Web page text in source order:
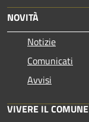
NOVITÀ
Notizie
Comunicati
Avvisi
VIVERE IL COMUNE